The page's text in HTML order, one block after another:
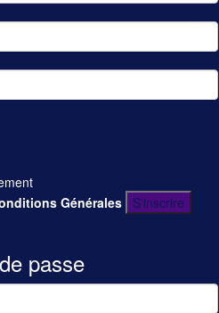
Générales
S'inscrire
passe